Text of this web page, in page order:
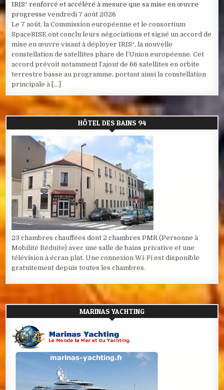
IRIS² renforcé et accéléré à mesure que sa mise en œuvre
progresse vendredi 7 août 2026
Le 7 août, la Commission européenne et le consortium
SpaceRISE ont conclu leurs négociations et signé un accord de
mise en œuvre visant à déployer IRIS², la nouvelle
constellation de satellites phare de l’Union européenne. Cet
accord prévoit notamment l’ajout de 66 satellites en orbite
terrestre basse au programme, portant ainsi la constellation
principale à […]
HÔTEL DES BAINS 94
23 chambres chauffées dont 2 chambres PMR (Personne à
Mobilité Réduite) avec une salle de bains privative et une
télévision à écran plat. Une connexion Wi-Fi est disponible
gratuitement depuis toutes les chambres.
MARINAS YACHTING